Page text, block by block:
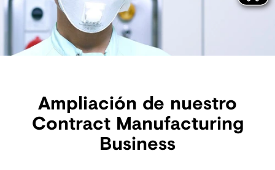
Ampliación de nuestro
Contract Manufacturing
Business